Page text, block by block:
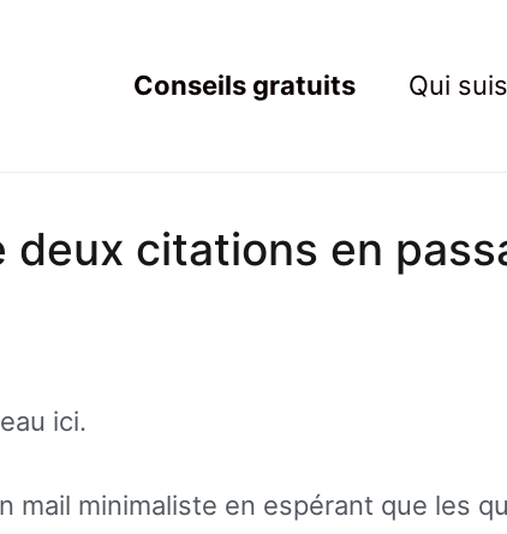
marketing au service des Nouveaux Robins des Bois
Conseils gratuits Qui
deux citations en
ici.
mail minimaliste en espérant que les